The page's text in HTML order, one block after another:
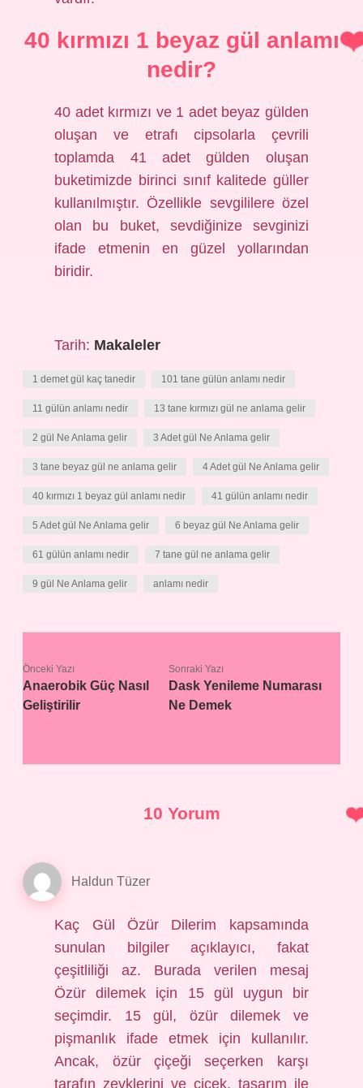
40 kırmızı 1 beyaz gül anlamı
nedir?
40 adet kırmızı ve 1 adet beyaz gülden
oluşan ve etrafı cipsolarla çevrili
toplamda 41 adet gülden oluşan
buketimizde birinci sınıf kalitede güller
kullanılmıştır. Özellikle sevgililere özel
olan bu buket, sevdiğinize sevginizi
ifade etmenin en güzel yollarından
biridir.
Tarih: Makaleler
1 demet gül kaç tanedir 101 tane gülün anlamı nedir
11 gülün anlamı nedir 13 tane kırmızı gül ne anlama gelir
2 gül Ne Anlama gelir 3 Adet gül Ne Anlama gelir
3 tane beyaz gül ne anlama gelir 4 Adet gül Ne Anlama gelir
40 kırmızı 1 beyaz gül anlamı nedir 41 gülün anlamı nedir
5 Adet gül Ne Anlama gelir 6 beyaz gül Ne Anlama gelir
61 gülün anlamı nedir 7 tane gül ne anlama gelir
9 gül Ne Anlama gelir anlamı nedir
Önceki Yazı
Anaerobik Güç Nasıl
Geliştirilir
Sonraki Yazı
Dask Yenileme Numarası
Ne Demek
10 Yorum
Haldun Tüzer
Kaç Gül Özür Dilerim kapsamında
sunulan bilgiler açıklayıcı, fakat
çeşitliliği az. Burada verilen mesaj
Özür dilemek için 15 gül uygun bir
seçimdir. 15 gül, özür dilemek ve
pişmanlık ifade etmek için kullanılır.
Ancak, özür çiçeği seçerken karşı
tarafın zevklerini ve çiçek, tasarım ile